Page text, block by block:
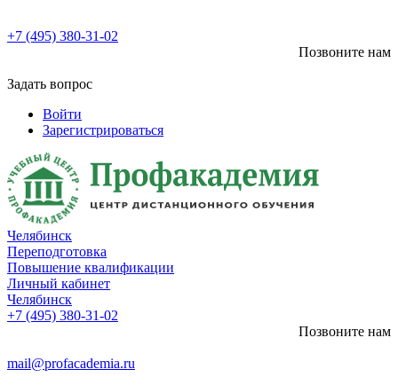
+7 (495) 380-31-02
Позвоните нам
Задать вопрос
Войти
Зарегистрироваться
Челябинск
Переподготовка
Повышение квалификации
Личный кабинет
Челябинск
+7 (495) 380-31-02
Позвоните нам
mail@profacademia.ru